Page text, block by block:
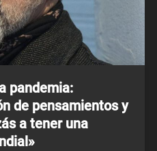
pandemia:
de pensamientos y
a tener una